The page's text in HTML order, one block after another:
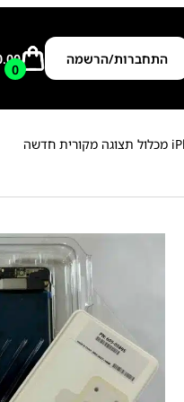
התחברות/הרשמה
0